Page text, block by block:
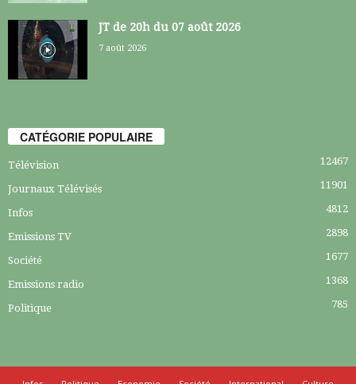
JT de 20h du 07 août 2026
7 août 2026
CATÉGORIE POPULAIRE
Télévision 12467
Journaux Télévisés 11901
Infos 4812
Emissions TV 2898
Société 1677
Emissions radio 1368
Politique 785